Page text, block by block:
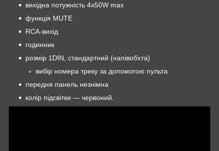
вихідна потужність 4х50W max
функція MUTE
RCA-вихід
годинник
розмір 1DIN, стандартний (напівобхта)
вибір номера треку за допомогою пульта
передня панель незнімна
колір підсвітки — червоний.